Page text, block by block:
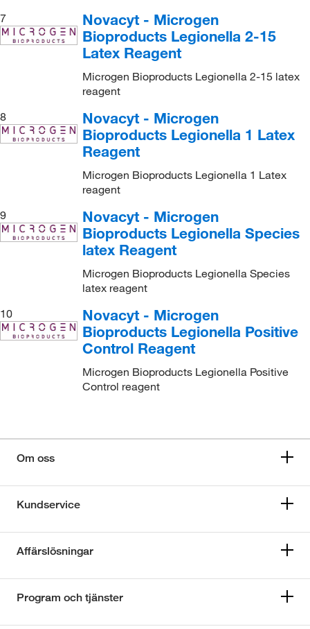
7
Novacyt - Microgen
Bioproducts Legionella 2-15
Latex Reagent
Microgen Bioproducts Legionella 2-15 latex
reagent
8
Novacyt - Microgen
Bioproducts Legionella 1 Latex
Reagent
Microgen Bioproducts Legionella 1 Latex
reagent
9
Novacyt - Microgen
Bioproducts Legionella Species
latex Reagent
Microgen Bioproducts Legionella Species
latex reagent
10
Novacyt - Microgen
Bioproducts Legionella Positive
Control Reagent
Microgen Bioproducts Legionella Positive
Control reagent
Om oss
Kundservice
Affärslösningar
Program och tjänster